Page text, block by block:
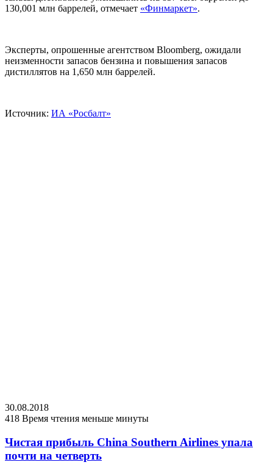
130,001 млн баррелей, отмечает «Финмаркет».
Эксперты, опрошенные агентством Bloomberg, ожидали
неизменности запасов бензина и повышения запасов
дистиллятов на 1,650 млн баррелей.
Источник: ИА «Росбалт»
30.08.2018
418 Время чтения меньше минуты
Чистая прибыль China Southern Airlines упала
почти на четверть